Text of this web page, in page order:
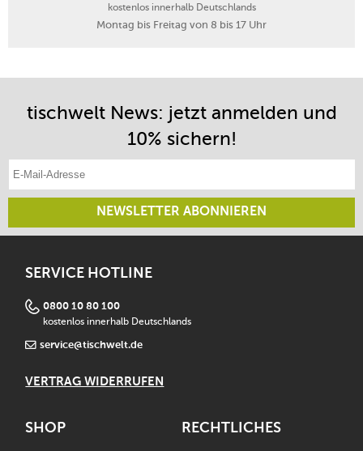
kostenlos innerhalb Deutschlands
Montag bis Freitag von 8 bis 17 Uhr
tischwelt News: jetzt anmelden und
10% sichern!
NEWSLETTER ABONNIEREN
SERVICE HOTLINE
0800 10 80 100
kostenlos innerhalb Deutschlands
service@tischwelt.de
VERTRAG WIDERRUFEN
SHOP RECHTLICHES